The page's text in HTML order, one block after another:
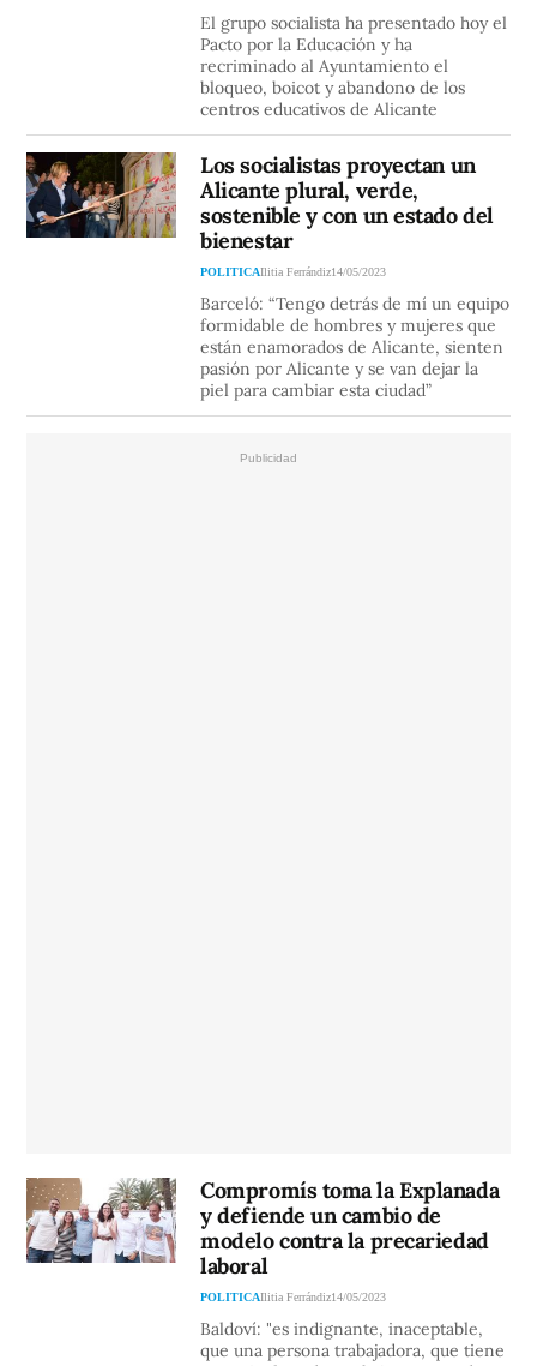
El grupo socialista ha presentado hoy el
Pacto por la Educación y ha
recriminado al Ayuntamiento el
bloqueo, boicot y abandono de los
centros educativos de Alicante
Los socialistas proyectan un
Alicante plural, verde,
sostenible y con un estado del
bienestar
POLITICAIlitia Ferrándiz14/05/2023
Barceló: “Tengo detrás de mí un equipo
formidable de hombres y mujeres que
están enamorados de Alicante, sienten
pasión por Alicante y se van dejar la
piel para cambiar esta ciudad”
Compromís toma la Explanada
y defiende un cambio de
modelo contra la precariedad
laboral
POLITICAIlitia Ferrándiz14/05/2023
Baldoví: "es indignante, inaceptable,
que una persona trabajadora, que tiene